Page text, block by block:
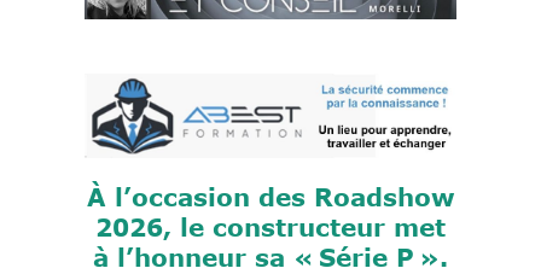
À l’occasion des Roadshow
2026, le constructeur met
à l’honneur sa « Série P ».